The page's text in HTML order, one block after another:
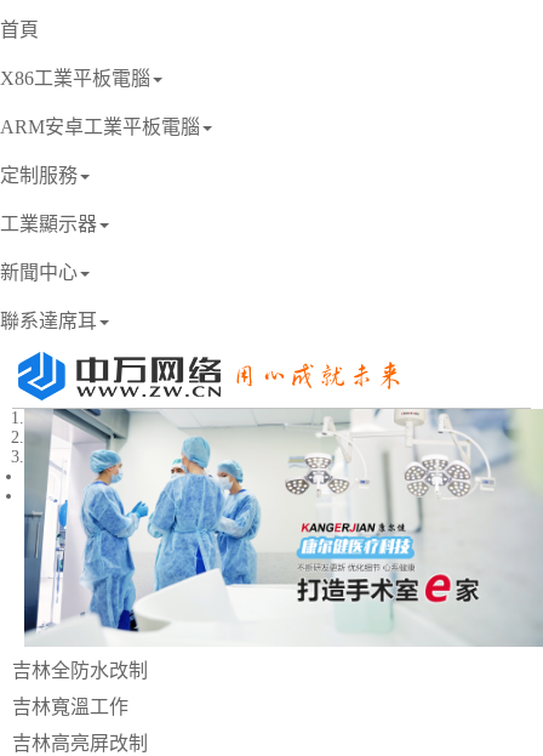
首頁
X86工業平板電腦
ARM安卓工業平板電腦
定制服務
工業顯示器
新聞中心
聯系達席耳
2
Previous
Next
吉林全防水改制
吉林寬溫工作
吉林高亮屏改制